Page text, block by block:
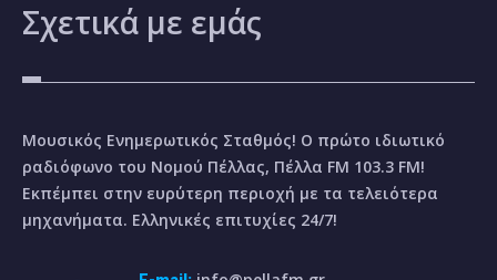
Σχετικά με εμάς
Μουσικός Ενημερωτικός Σταθμός! Ο πρώτο ιδιωτικό
ραδιόφωνο του Νομού Πέλλας, Πέλλα FM 103.3 FM!
Εκπέμπει στην ευρύτερη περιοχή με τα τελειότερα
μηχανήματα. Ελληνικές επιτυχίες 24/7!